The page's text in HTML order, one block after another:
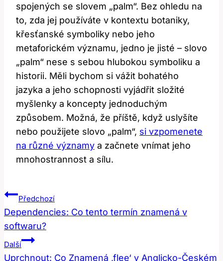
spojených se slovem „palm“.⁣ Bez ohledu ⁢na
to, zda jej používáte v kontextu ‍botaniky,​
křesťanské‍ symboliky nebo⁤ jeho
metaforickém významu, jedno je jisté‌ – ⁤slovo
„palm“ ‌nese ⁢s sebou hlubokou⁢ symboliku a
historii. Měli bychom​ si vážit bohatého
jazyka​ a ⁤jeho schopnosti vyjádřit ⁢složité
myšlenky a koncepty jednoduchým
způsobem. ‌Možná,⁤ že⁣ příště, když uslyšíte
nebo⁢ použijete ​slovo „palm“, si vzpomenete
na různé významy a začnete vnímat​ jeho
mnohostrannost ‍a sílu.
Navigace
Pro
Příspěvek
Předchozí
Dependencies: Co tento termín znamená v
softwaru?
Další
Uprchnout: Co Znamená ‚flee‘ v Anglicko-Českém